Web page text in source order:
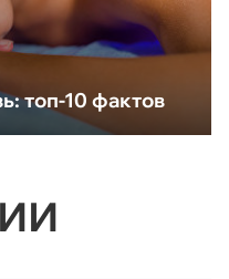
топ-10 фактов